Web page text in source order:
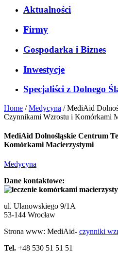
Aktualności
Firmy
Gospodarka i Biznes
Inwestycje
Specjaliści z Dolnego
Home /Medycyna /MediAid
Czynnikami Wzrostu i Komórkami
MediAid Dolnośląskie Centrum
Komórkami Macierzystymi
Medycyna
Dane kontaktowe:
ul. Ulanowskiego 9/1A
53-144 Wrocław
Strona www: MediAid- czynniki
Tel. +48 530 51 51 51